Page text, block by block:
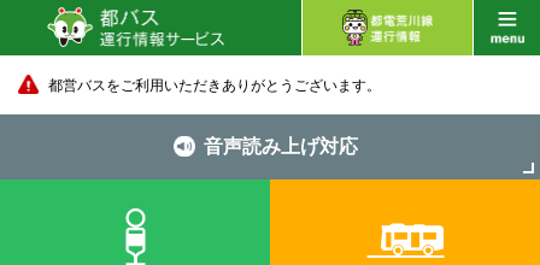
都営バスをご利用いただきありがとうございます。
音声読み上げ対応